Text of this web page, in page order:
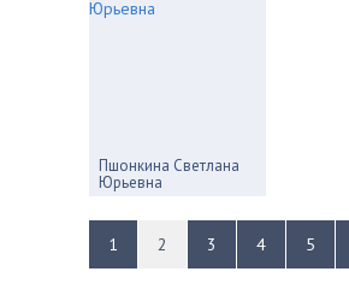
Пшонкина Светлана
Юрьевна
1 2 3 4 5